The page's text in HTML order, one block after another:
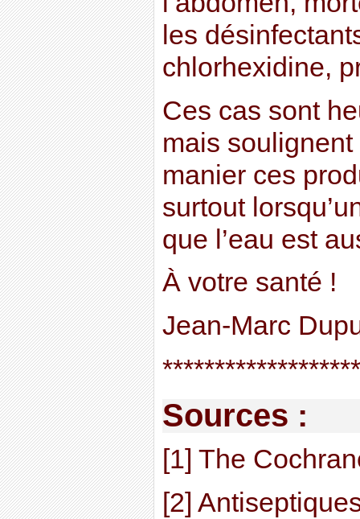
les
chlorhexidine,
Ces cas sont
mais soulignent
manier ces
surtout
que l’eau est
À votre santé !
Jean-Marc
Sources :
[1] The
[2]